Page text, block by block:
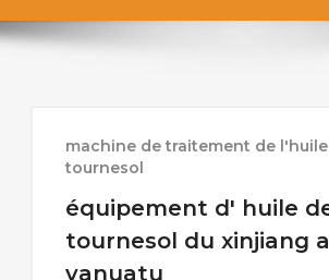
machine de traitement de
tournesol
équipement d' huile
tournesol du xinjiang
vanuatu